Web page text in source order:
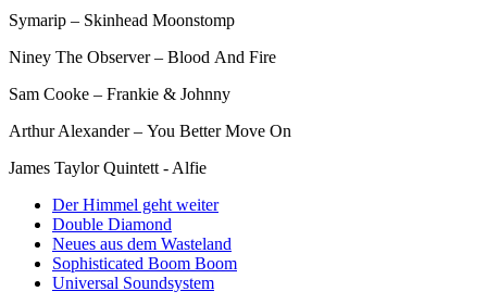
Symarip – Skinhead Moonstomp
Niney The Observer – Blood And Fire
Sam Cooke – Frankie & Johnny
Arthur Alexander – You Better Move On
James Taylor Quintett - Alfie
Der Himmel geht weiter
Double Diamond
Neues aus dem Wasteland
Sophisticated Boom Boom
Universal Soundsystem